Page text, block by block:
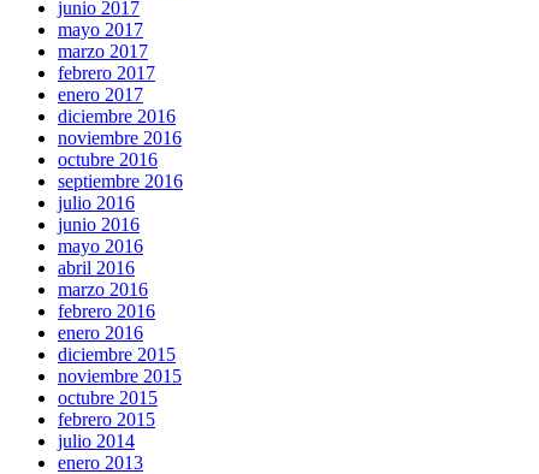
junio 2017
mayo 2017
marzo 2017
febrero 2017
enero 2017
diciembre 2016
noviembre 2016
octubre 2016
septiembre 2016
julio 2016
junio 2016
mayo 2016
abril 2016
marzo 2016
febrero 2016
enero 2016
diciembre 2015
noviembre 2015
octubre 2015
febrero 2015
julio 2014
enero 2013